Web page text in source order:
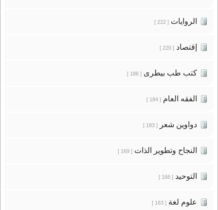
الروايات[ 222 ]
إقتصاد[ 220 ]
كتب طب بيطرى[ 186 ]
الفقه العام[ 184 ]
دواوين شعر[ 183 ]
النجاح وتطوير الذات[ 169 ]
التوحيد[ 166 ]
علوم لغة[ 163 ]